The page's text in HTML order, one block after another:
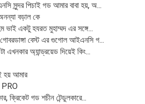
সুন্দর পিচাই গড আমার বাবা হয়, অ...
বড়াল কে
ভাই একটু হযরত মুহাম্মদ এর সঙ্গে...
বেস্ট এর গুগোল আইএনসি গ...
এখনকার অ্যান্ড্রয়েড দিয়েই কিং...
হয় আমার
ক্রিকেট গড শচীন টেন্ডুলকারে...